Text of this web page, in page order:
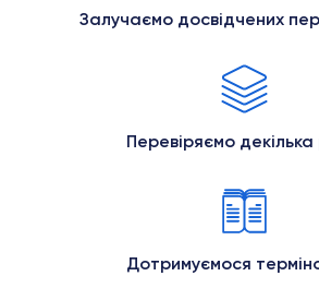
Залучаємо досвідчених
Перевіряємо декілька
Дотримуємося